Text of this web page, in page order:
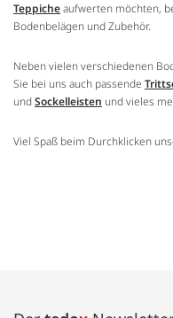
Teppicheaufwerten möchten,
Bodenbelägen und Zubehör.
Neben vielen verschiedenen
Sie bei uns auch passende
undSockelleisten und vieles
Viel Spaß beim Durchklicken